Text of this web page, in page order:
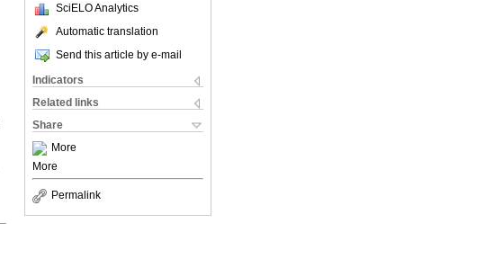
SciELO Analytics
Automatic translation
Send this article by e-mail
Indicators
Related links
Share
More
More
Permalink